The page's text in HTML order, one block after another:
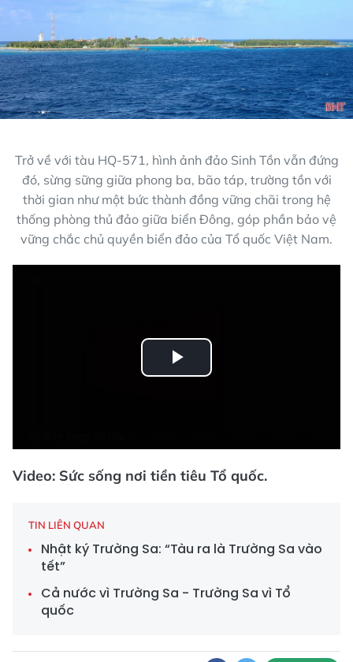
Trở về với tàu HQ-571, hình ảnh đảo Sinh Tồn vẫn đứng
đó, sừng sững giữa phong ba, bão táp, trường tồn với
thời gian như một bức thành đồng vững chãi trong hệ
thống phòng thủ đảo giữa biển Đông, góp phần bảo vệ
vững chắc chủ quyền biển đảo của Tổ quốc Việt Nam.
Play
Video: Sức sống nơi tiền tiêu Tổ quốc.
TIN LIÊN QUAN
Nhật ký Trường Sa: “Tàu ra là Trường Sa vào
tết”
Cả nước vì Trường Sa - Trường Sa vì Tổ
quốc